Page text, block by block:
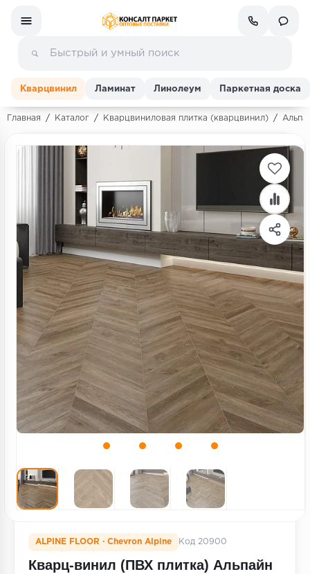
Ламинат
Кварц-винил (ПВХ плитка)
Инженерная доска
Паркетная доска
Террасная доска
Пробковое покрытие
Ковровая плитка
Плинтус
Строительные материалы
Кварцвинил Ламинат Линолеум Паркетная доска
Главная / Каталог / Кварцвиниловая плитка (кварцвинил) /
ALPINE FLOOR · Chevron Alpine Код 20900
Кварц-винил (ПВХ плитка) Альпайн